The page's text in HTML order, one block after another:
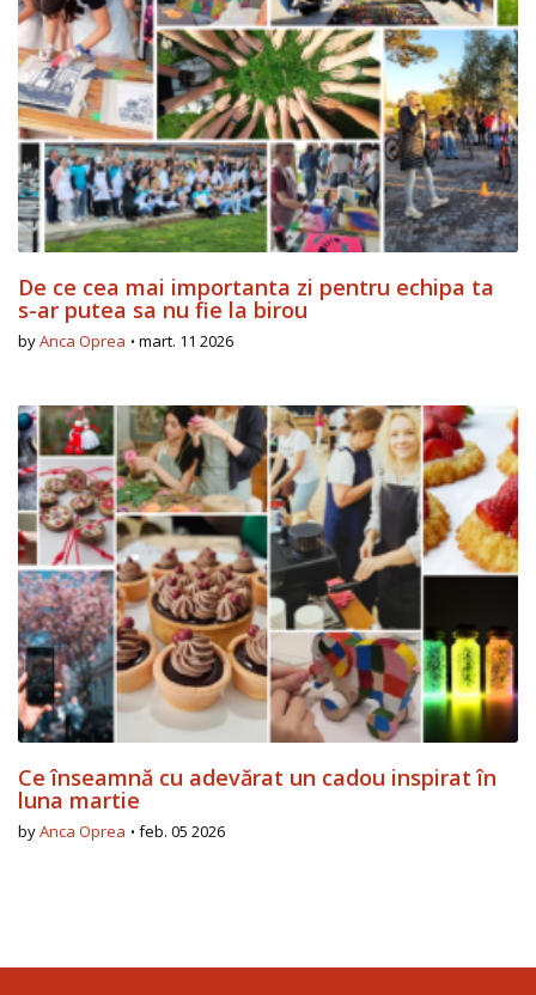
De ce cea mai importanta zi pentru echipa ta
s-ar putea sa nu fie la birou
byAnca Oprea mart. 11 2026
Ce înseamnă cu adevărat un cadou inspirat în
luna martie
byAnca Oprea feb. 05 2026